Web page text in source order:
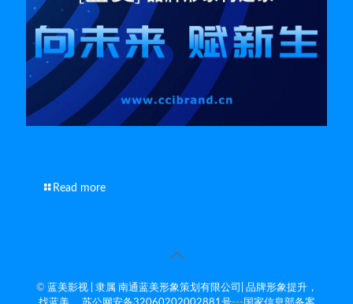
Read more
© 蓝美影视 | 隶属 南通蓝美形象策划有限公司| 品牌形象提升，